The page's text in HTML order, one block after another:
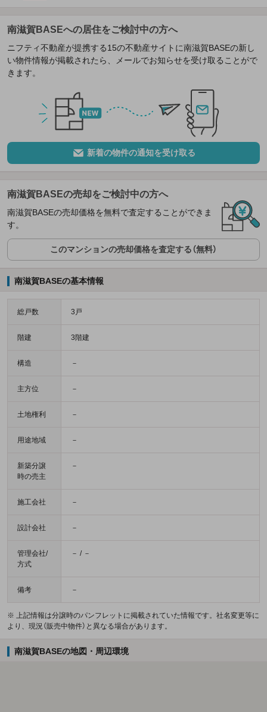
南滋賀BASEへの居住をご検討中の方へ
ニフティ不動産が提携する15の不動産サイトに南滋賀BASEの新し
い物件情報が掲載されたら、メールでお知らせを受け取ることがで
きます。
新着の物件の通知を受け取る
南滋賀BASEの売却をご検討中の方へ
南滋賀BASEの売却価格を無料で査定することができま
す。
このマンションの売却価格を査定する（無料）
南滋賀BASEの基本情報
総戸数 3戸
階建 3階建
構造 －
主方位 －
土地権利 －
用途地域 －
新築分譲
時の売主
－
施工会社 －
設計会社 －
管理会社/
方式
－ / －
備考 －
※ 上記情報は分譲時のパンフレットに掲載されていた情報です。社名変更等に
より、現況（販売中物件）と異なる場合があります。
南滋賀BASEの地図・周辺環境